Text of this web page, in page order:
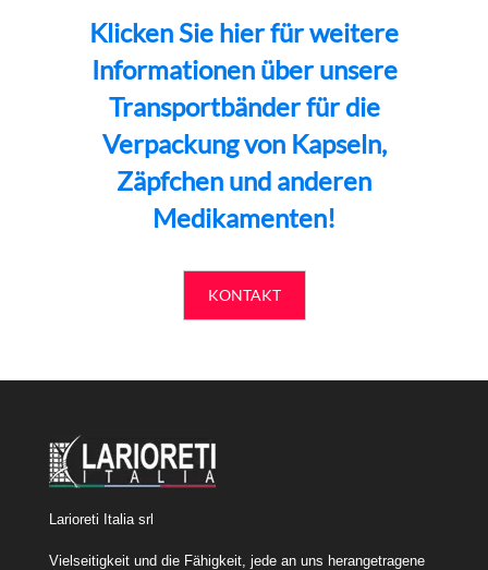
Klicken Sie hier für weitere
Informationen über unsere
Transportbänder für die
Verpackung von Kapseln,
Zäpfchen und anderen
Medikamenten!
KONTAKT
Larioreti Italia srl
Vielseitigkeit und die Fähigkeit, jede an uns herangetragene